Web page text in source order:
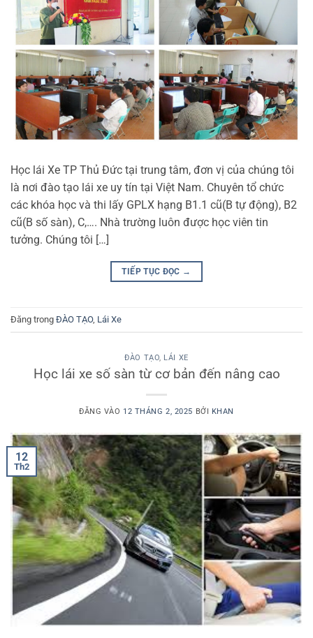
Học lái Xe TP Thủ Đức tại trung tâm, đơn vị của chúng tôi
là nơi đào tạo lái xe uy tín tại Việt Nam. Chuyên tổ chức
các khóa học và thi lấy GPLX hạng B1.1 cũ(B tự động), B2
cũ(B số sàn), C,…. Nhà trường luôn được học viên tin
tưởng. Chúng tôi […]
TIẾP TỤC ĐỌC →
Đăng trong ĐÀO TẠO, Lái Xe
ĐÀO TẠO, LÁI XE
Học lái xe số sàn từ cơ bản đến nâng cao
ĐĂNG VÀO 12 THÁNG 2, 2025 BỞI KHAN
12
Th2